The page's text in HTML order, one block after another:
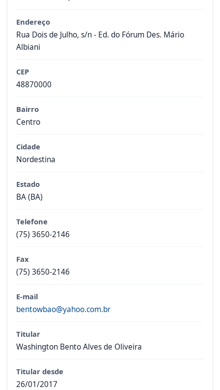
Endereço
Rua Dois de Julho, s/n - Ed. do Fórum Des. Mário
Albiani
CEP
48870000
Bairro
Centro
Cidade
Nordestina
Estado
BA (BA)
Telefone
(75) 3650-2146
Fax
(75) 3650-2146
E-mail
bentowbao@yahoo.com.br
Titular
Washington Bento Alves de Oliveira
Titular desde
26/01/2017